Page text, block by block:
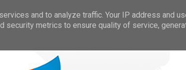
and to analyze traffic. Your IP address and
security metrics to ensure quality of service,